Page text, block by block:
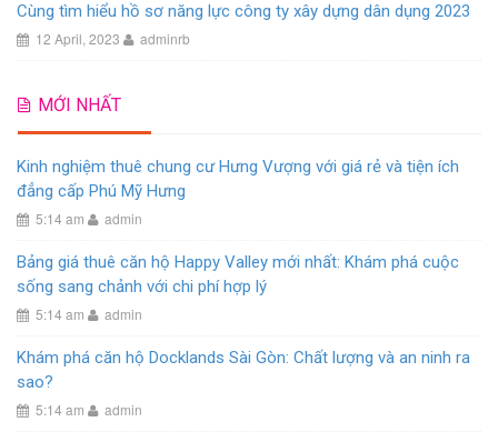
Cùng tìm hiểu hồ sơ năng lực công ty xây dựng dân dụng 2023
12 April, 2023 adminrb
MỚI NHẤT
Kinh nghiệm thuê chung cư Hưng Vượng với giá rẻ và tiện ích
đẳng cấp Phú Mỹ Hưng
5:14 am admin
Bảng giá thuê căn hộ Happy Valley mới nhất: Khám phá cuộc
sống sang chảnh với chi phí hợp lý
5:14 am admin
Khám phá căn hộ Docklands Sài Gòn: Chất lượng và an ninh ra
sao?
5:14 am admin